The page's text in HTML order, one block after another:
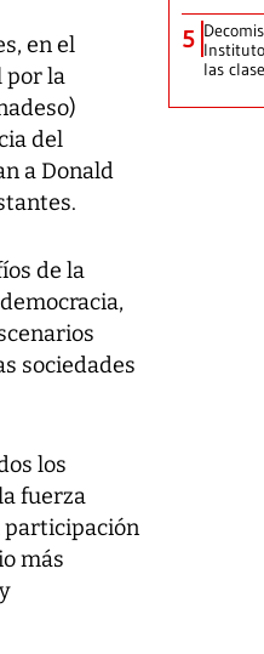
en el
por la
del
a Donald
de la
sociedades
los
fuerza
participación
más
5
las